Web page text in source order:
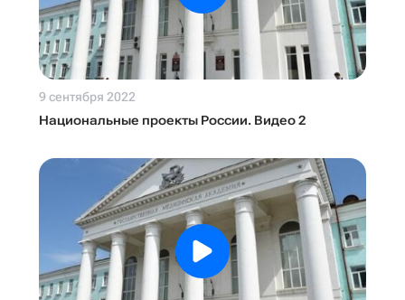
9 сентября 2022
Национальные проекты России. Видео 2